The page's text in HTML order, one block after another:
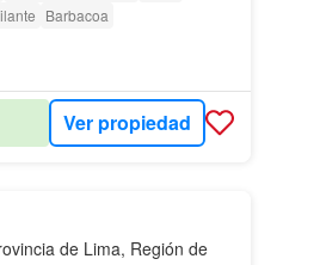
Barbacoa
Ver propiedad
de Lima, Región de